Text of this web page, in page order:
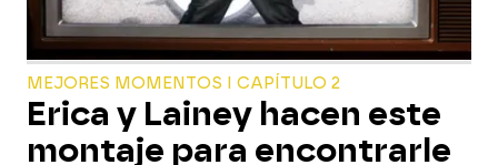
MEJORES MOMENTOS I CAPÍTULO 2
Erica y Lainey hacen este
montaje para encontrarle